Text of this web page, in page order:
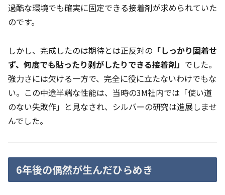
過酷な環境でも確実に固定できる接着剤が求められていた
のです。
しかし、完成したのは期待とは正反対の 「しっかり固着せ
ず、何度でも貼ったり剥がしたりできる接着剤」 でした。
強力さには欠ける一方で、完全に役に立たないわけでもな
い。この中途半端な性能は、当時の3M社内では「使い道
のない失敗作」と見なされ、シルバーの研究は進展しませ
んでした。
6年後の偶然が生んだひらめき